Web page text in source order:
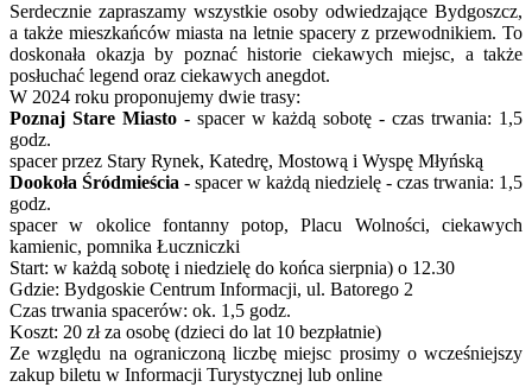
Serdecznie zapraszamy wszystkie osoby odwiedzające Bydgoszcz,
a także mieszkańców miasta na letnie spacery z przewodnikiem. To
doskonała okazja by poznać historie ciekawych miejsc, a także
posłuchać legend oraz ciekawych anegdot.
W 2024 roku proponujemy dwie trasy:
Poznaj Stare Miasto- spacer w każdą sobotę - czas trwania: 1,5
godz.
spacer przez Stary Rynek, Katedrę, Mostową i Wyspę Młyńską
Dookoła Śródmieścia - spacer w każdą niedzielę - czas trwania: 1,5
godz.
spacer w okolice fontanny potop, Placu Wolności, ciekawych
kamienic, pomnika Łuczniczki
Start: w każdą sobotę i niedzielę do końca sierpnia) o 12.30
Gdzie: Bydgoskie Centrum Informacji, ul. Batorego 2
Czas trwania spacerów: ok. 1,5 godz.
Koszt: 20 zł za osobę (dzieci do lat 10 bezpłatnie)
Ze względu na ograniczoną liczbę miejsc prosimy o wcześniejszy
zakup biletu w Informacji Turystycznej lub online